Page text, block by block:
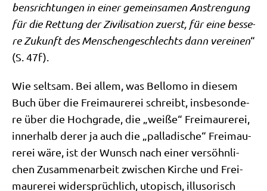
bens­rich­tun­gen in einer gemein­sa­men Anstren­gung
für die Ret­tung der Zivi­li­sa­ti­on zuerst, für eine bes­se­
re Zukunft des Men­schen­ge­schlechts dann ver­ei­nen“
(S. 47f).
Wie selt­sam. Bei allem, was Bel­lo­mo in die­sem
Buch über die Frei­mau­re­rei schreibt, ins­be­son­de­
re über die Hoch­gra­de, die „wei­ße“ Frei­mau­re­rei,
inner­halb derer ja auch die „pal­la­di­sche“ Frei­mau­
re­rei wäre, ist der Wunsch nach einer ver­söhn­li­
chen Zusam­men­ar­beit zwi­schen Kir­che und Frei­
mau­re­rei wider­sprüch­lich, uto­pisch, illu­so­risch